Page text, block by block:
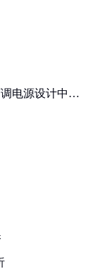
电源设计中的